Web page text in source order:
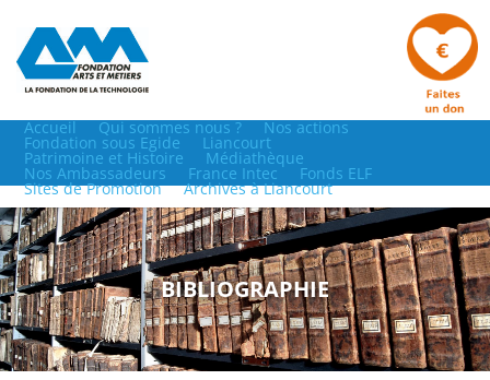
Accueil Qui sommes nous ? Nos actions
Fondation sous Egide Liancourt
Patrimoine et Histoire Médiathèque
Nos Ambassadeurs France Intec Fonds ELF
Sites de Promotion Archives à Liancourt
BIBLIOGRAPHIE